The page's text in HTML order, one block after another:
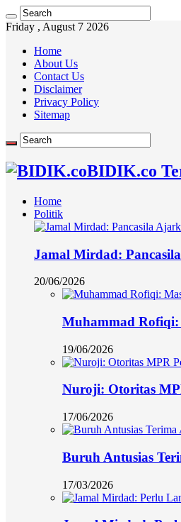
Friday , August 7 2026
Home
About Us
Contact Us
Disclaimer
Privacy Policy
Sitemap
BIDIK.co
Home
Politik
Jamal Mirdad:
20/06/2026
Muhammad Rofiqi:
19/06/2026
Nuroji: Otoritas
17/06/2026
Buruh Antusias
17/03/2026